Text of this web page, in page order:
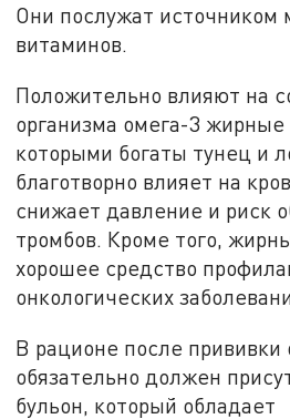
Они послужат источником
витаминов.
Положительно влияют на
организма омега-3
которыми богаты тунец и
благотворно влияет на
снижает давление и риск
тромбов. Кроме того,
хорошее средство
онкологических
В рационе после прививки
обязательно должен
бульон, который обладает